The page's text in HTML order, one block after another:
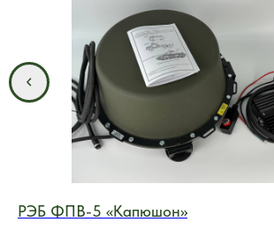
РЭБ ФПВ-5 «Капюшoн»